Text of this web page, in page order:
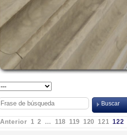
Anterior 1 2 … 118 119 120 121 122